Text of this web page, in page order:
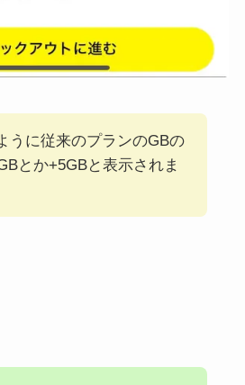
うに従来のプランのGBの
とか+5GBと表示されま